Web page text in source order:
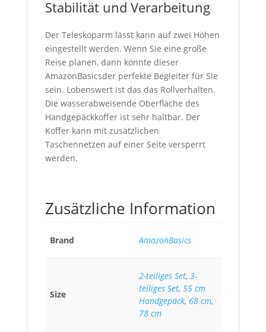
Stabilität und Verarbeitung
Der Teleskoparm lässt kann auf zwei Höhen
eingestellt werden. Wenn Sie eine große
Reise planen, dann könnte dieser
AmazonBasicsder perfekte Begleiter für Sie
sein. Lobenswert ist das das Rollverhalten.
Die wasserabweisende Oberfläche des
Handgepäckkoffer ist sehr haltbar. Der
Koffer kann mit zusätzlichen
Taschennetzen auf einer Seite versperrt
werden.
Zusätzliche Information
Brand AmazonBasics
Size
2-teiliges Set, 3-
teiliges Set, 55 cm
Handgepäck, 68 cm,
78 cm